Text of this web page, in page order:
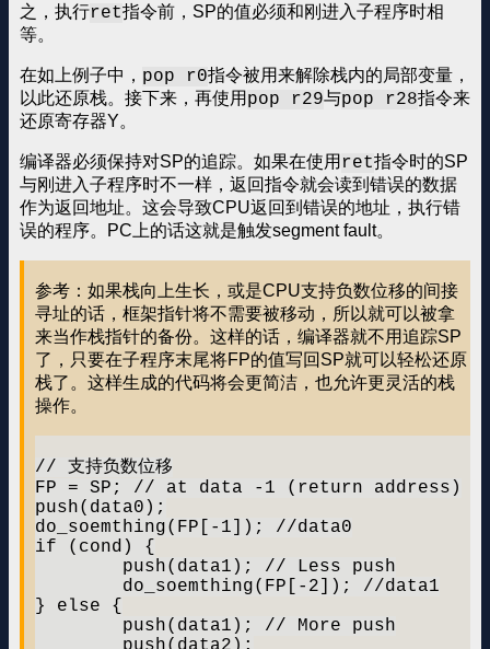
之，执行ret指令前，SP的值必须和刚进入子程序时相
等。
在如上例子中， pop r0指令被用来解除栈内的局部变量，
以此还原栈。接下来，再使用 pop r29与pop r28指令来
还原寄存器Y。
编译器必须保持对SP的追踪。如果在使用 ret指令时的SP
与刚进入子程序时不一样，返回指令就会读到错误的数据
作为返回地址。这会导致CPU返回到错误的地址，执行错
误的程序。PC上的话这就是触发segment fault。
参考：如果栈向上生长，或是CPU支持负数位移的间接
寻址的话，框架指针将不需要被移动，所以就可以被拿
来当作栈指针的备份。这样的话，编译器就不用追踪SP
了，只要在子程序末尾将FP的值写回SP就可以轻松还原
栈了。这样生成的代码将会更简洁，也允许更灵活的栈
操作。
// 支持负数位移
FP = SP; // at data -1 (return address)
push(data0);
do_soemthing(FP[-1]); //data0
if (cond) {
} else {